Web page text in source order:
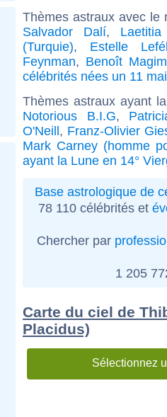
Thèmes astraux avec
Salvador Dalí,
(Turquie), Estelle
Feynman, Benoît
célébrités nées un 11 mai
Thèmes astraux ayant
Notorious B.I.G,
O'Neill, Franz-Olivier
Mark Carney (homme
ayant la Lune en 14°
Base astrologique de
78 110 célébrités et
Chercher par
1 205
Carte du ciel de
Placidus)
Sélectionnez